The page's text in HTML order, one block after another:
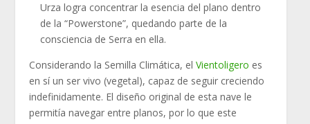
Urza logra concentrar la esencia del plano dentro
de la “Powerstone”, quedando parte de la
consciencia de Serra en ella.
Considerando la Semilla Climática, elVientoligero es
en sí un ser vivo (vegetal), capaz de seguir creciendo
indefinidamente. El diseño original de esta nave le
permitía navegar entre planos, por lo que este